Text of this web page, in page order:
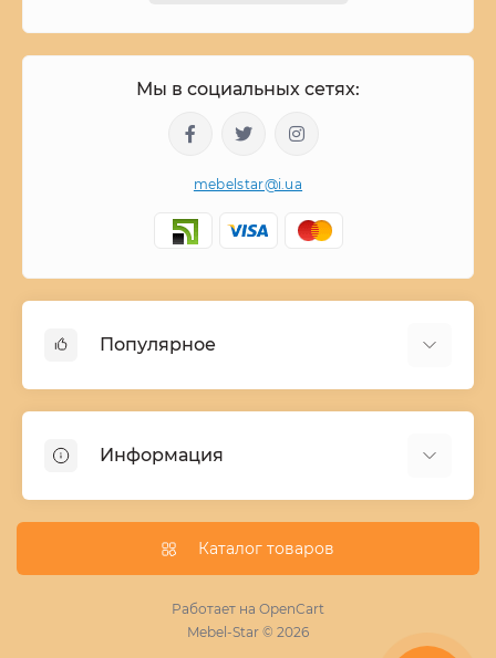
Мы в социальных сетях:
mebelstar@i.ua
Популярное
Шкафы купе ширина 90-210 cм высота 220 cм
Комоды из дерева
Кухни
Информация
Условия поставки мебели
Фотопечать для шкафа купе
Каталог товаров
Работает на OpenCart
Mebel-Star © 2026